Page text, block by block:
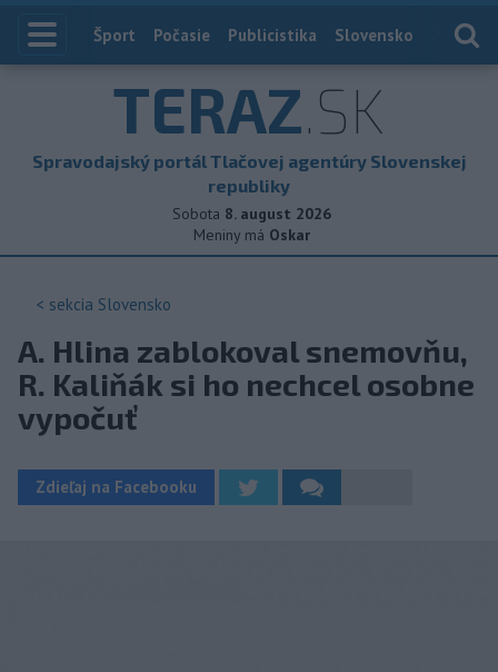
Index
Šport Počasie Publicistika Slovensko
TERAZ.SK
Spravodajský portál Tlačovej agentúry Slovenskej
republiky
Sobota 8. august 2026
Meniny má Oskar
< sekcia Slovensko
A. Hlina zablokoval snemovňu,
R. Kaliňák si ho nechcel osobne
vypočuť
Zdieľaj na Facebooku